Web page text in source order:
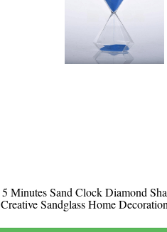
5 Minutes Sand Clock Diamond
Creative Sandglass Home